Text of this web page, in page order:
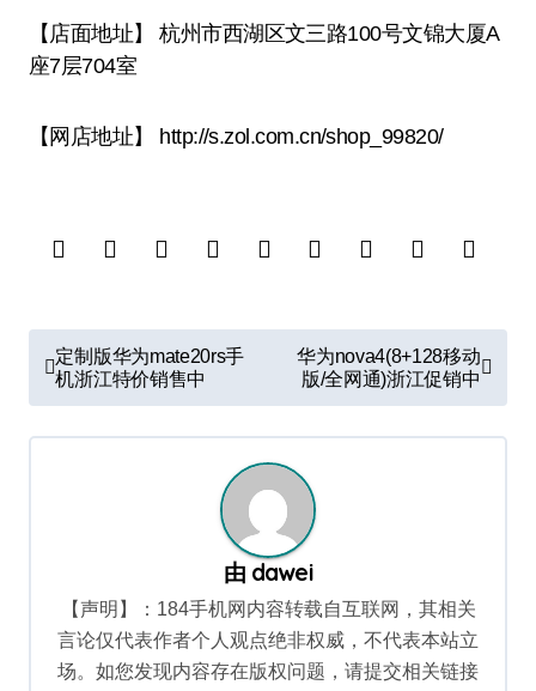
【店面地址】 杭州市西湖区文三路100号文锦大厦A
座7层704室
【网店地址】 http://s.zol.com.cn/shop_99820/
文
章
导
定制版华为mate20rs手
机浙江特价销售中
华为nova4(8+128移动
版/全网通)浙江促销中
由 dawei
【声明】：184手机网内容转载自互联网，其相关
言论仅代表作者个人观点绝非权威，不代表本站立
场。如您发现内容存在版权问题，请提交相关链接